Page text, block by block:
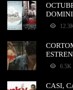
6.5K
CASI,